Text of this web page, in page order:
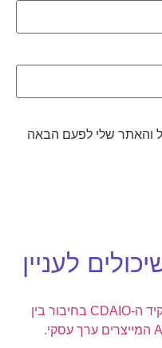
והאתר שלי לפעם הבאה
לעניין